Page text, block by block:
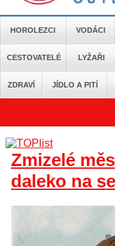
HOROLEZCI VODÁCI
CESTOVATELÉ LYŽAŘI
ZDRAVÍ JÍDLO A PITÍ
Zmizelé
daleko na